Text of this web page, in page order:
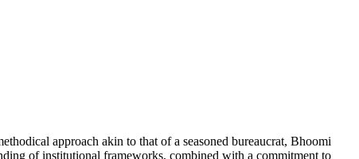
approach akin to that of a seasoned bureaucrat, Bhoomi
of institutional frameworks, combined with a commitment to